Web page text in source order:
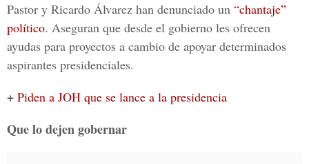
Pastor y Ricardo Álvarez han denunciado un “chantaje”
político. Aseguran que desde el gobierno les ofrecen
ayudas para proyectos a cambio de apoyar determinados
aspirantes presidenciales.
+ Piden a JOH que se lance a la presidencia
Que lo dejen gobernar